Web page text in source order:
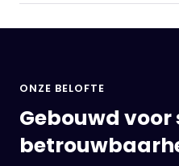
ONZE BELOFTE
Gebouwd voor